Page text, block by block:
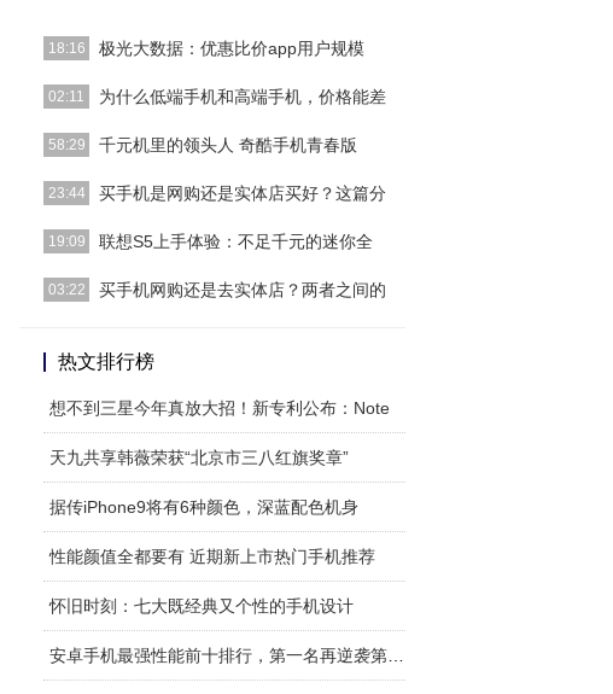
18:16 极光大数据：优惠比价app用户规模
极光大数据针对优惠比价app行业推出了市场洞察分析文
02:11 为什么低端手机和高端手机，价格能差
高端机的成本4800，它就不可能定价5000，只赚200，
58:29 千元机里的领头人 奇酷手机青春版
如今这个社会想要做手机很难，想要做用户喜欢的手机更
23:44 买手机是网购还是实体店买好？这篇分
现代人更换电子产品的速度非常快，这是不争的事实。这
19:09 联想S5上手体验：不足千元的迷你全
今年3月20日，联想手机S5的发布标志着Lenovo移动品
03:22 买手机网购还是去实体店？两者之间的
红利，人们足不出户就
热文排行榜
想不到三星今年真放大招！新专利公布：Note
天九共享韩薇荣获“北京市三八红旗奖章”
据传iPhone9将有6种颜色，深蓝配色机身
性能颜值全都要有 近期新上市热门手机推荐
怀旧时刻：七大既经典又个性的手机设计